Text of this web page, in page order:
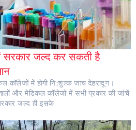
सरकार जल्द कर सकती है
कॉलेजों में होगी नि:शुल्क जांच देहरादून।
और मेडिकल कॉलेजों में सभी प्रकार की जांचें
जल्द ही इसके